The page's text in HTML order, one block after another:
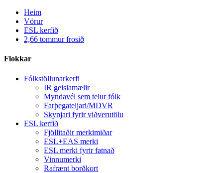
Heim
Vörur
ESL kerfið
2,66 tommur frosið
Flokkar
Fólkstöllunarkerfi
IR geislamælir
Myndavél sem telur fólk
Farþegateljari/MDVR
Skynjari fyrir viðverutölu
ESL kerfið
Fjöllitaðir merkimiðar
ESL+EAS merki
ESL merki fyrir fatnað
Vinnumerki
Rafrænt borðkort